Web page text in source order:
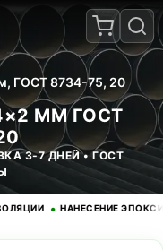
ГОСТ 8734-75, 20
ММ ГОСТ
3-7 ДНЕЙ • ГОСТ
• НАНЕСЕНИЕ